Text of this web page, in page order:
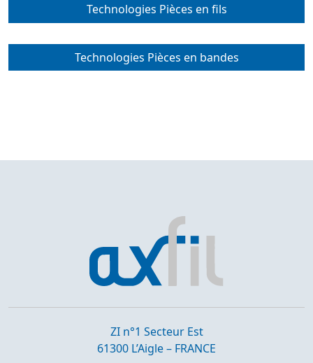
Technologies Pièces en fils
Technologies Pièces en bandes
ZI n°1 Secteur Est
61300 L’Aigle – FRANCE